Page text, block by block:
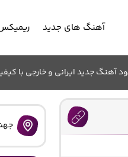
آهنگ های جدید
جدید ایرانی و خارجی با